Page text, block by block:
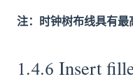
注：时钟树布线具有最
1.4.6 Insert